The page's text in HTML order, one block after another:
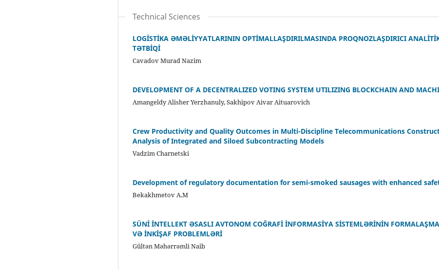
Technical Sciences
LOGİSTİKA ƏMƏLİYYATLARININ OPTİMALLAŞDIRILMASINDA PROQNOZLAŞDIRICI
TƏTBİQİ
Cavadov Murad Nazim
DEVELOPMENT OF A DECENTRALIZED VOTING SYSTEM UTILIZING BLOCKCHAIN AND
Amangeldy Alisher Yerzhanuly, Sakhipov Aivar Aituarovich
Crew Productivity and Quality Outcomes in Multi-Discipline Telecommunications
Analysis of Integrated and Siloed Subcontracting Models
Vadzim Charnetski
Development of regulatory documentation for semi-smoked sausages with enhanced
Bekakhmetov A.M
SÜNİ İNTELLEKT ƏSASLI AVTONOM COĞRAFİ İNFORMASİYA SİSTEMLƏRİNİN
VƏ İNKİŞAF PROBLEMLƏRİ
Gültən Məhərrəmli Naib